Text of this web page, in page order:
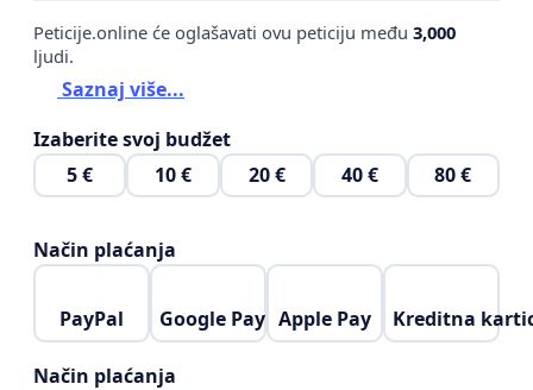
Peticije.online će oglašavati ovu peticiju među 3,000
ljudi.
Saznaj više...
Izaberite svoj budžet
5 €
10 € 20 € 40 € 80 €
Način plaćanja
PayPal Google Pay Apple Pay Kreditna
Način plaćanja